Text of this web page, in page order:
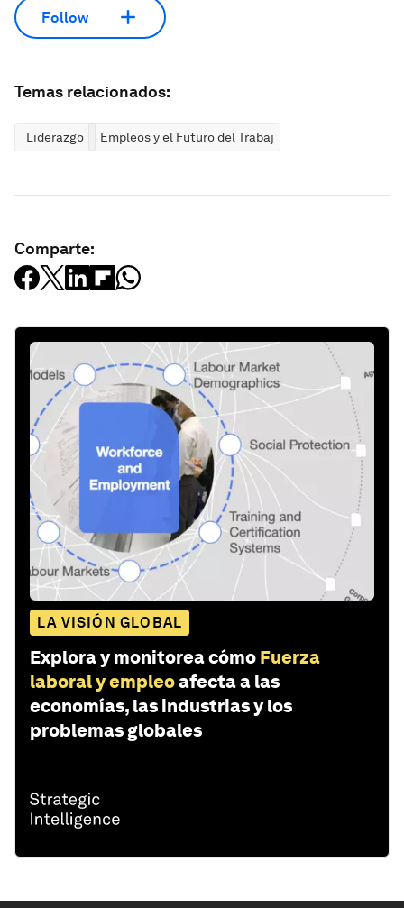
Follow
Temas relacionados:
Liderazgo Empleos y el Futuro del Trabajo
Comparte:
LA VISIÓN GLOBAL
Explora y monitorea cómo Fuerza
laboral y empleoafecta a las
economías, las industrias y los
problemas globales